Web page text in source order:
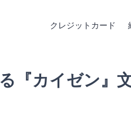
クレジットカード
『カイゼン』